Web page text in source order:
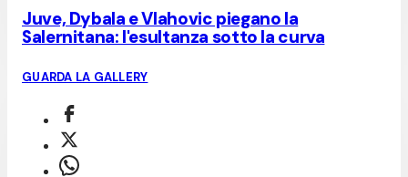
Juve, Dybala e Vlahovic piegano la
Salernitana: l'esultanza sotto la curva
GUARDA LA GALLERY